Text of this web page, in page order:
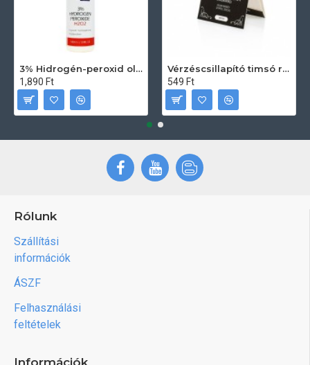
3% Hidrogén-peroxid oldat (sebfertőtlenítő) 100ml
1,890 Ft
Vérzéscsillapító timsó rúd 20db
549 Ft
Rólunk
Szállítási
információk
ÁSZF
Felhasználási
feltételek
Információk